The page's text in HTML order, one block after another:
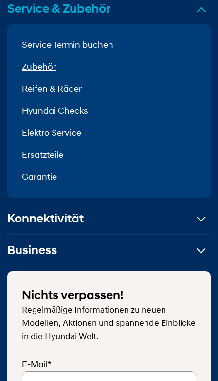
Service & Zubehör
Service Termin buchen
Zubehör
Reifen & Räder
Hyundai Checks
Elektro Service
Ersatzteile
Garantie
Konnektivität
Business
Nichts verpassen!
Regelmäßige Informationen zu neuen
Modellen, Aktionen und spannende Einblicke
in die Hyundai Welt.
E-Mail*